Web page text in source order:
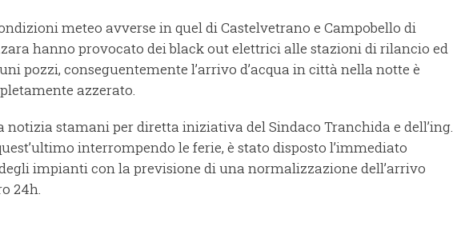
meteo avverse in quel di Castelvetrano e Campobello di
hanno provocato dei black out elettrici alle stazioni di rilancio ed
pozzi, conseguentemente l’arrivo d’acqua in città nella notte è
azzerato.
notizia stamani per diretta iniziativa del Sindaco Tranchida e dell’ing.
interrompendo le ferie, è stato disposto l’immediato
impianti con la previsione di una normalizzazione dell’arrivo
24h.